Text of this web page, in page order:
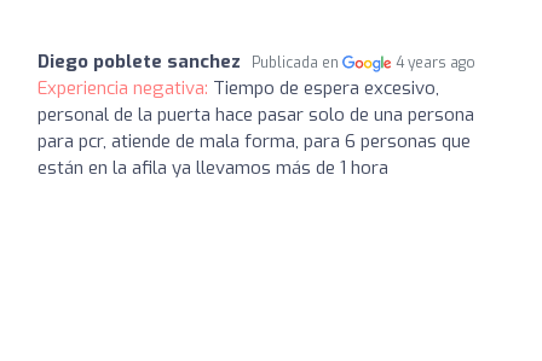
Diego poblete sanchez Publicada en 4 years ago
Experiencia negativa: Tiempo de espera excesivo,
personal de la puerta hace pasar solo de una persona
para pcr, atiende de mala forma, para 6 personas que
están en la afila ya llevamos más de 1 hora